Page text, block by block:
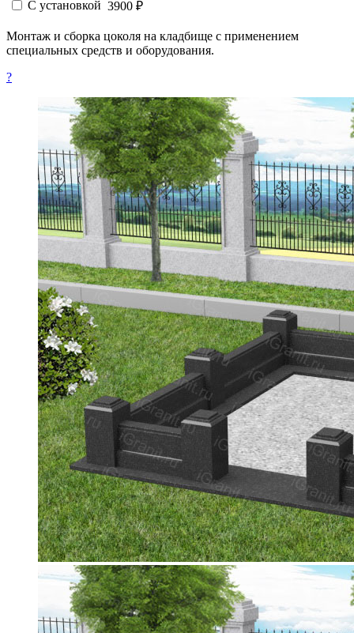
С установкой 3900 ₽
Монтаж и сборка цоколя на кладбище с применением
специальных средств и оборудования.
?